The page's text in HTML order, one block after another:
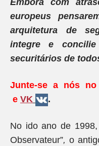
Embora com
europeus
arquitetura de
integre e
securitários de
Junte-se a nós no
e VK .
No ido ano de 1998,
Observateur”,o